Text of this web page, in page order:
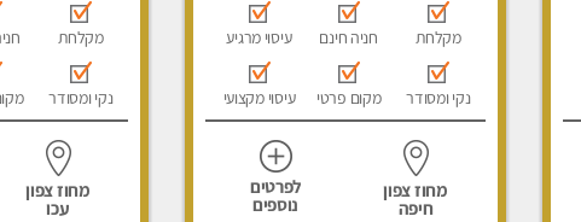
מקלחת חניה חינם עיסוי מרגיע
נקי ומסודר מקום פרטי עיסוי מקצועי
מחוז צפון
חיפה
לפרטים
נוספים
מקלחת
נקי ומסודר
מחוז צפון
עכו